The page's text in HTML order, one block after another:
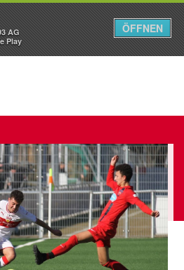
Menü
AG
Play
ÖFFNEN